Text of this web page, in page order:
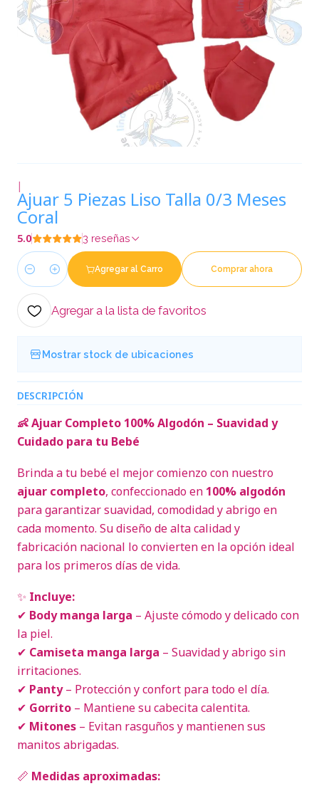
|
Ajuar 5 Piezas Liso Talla 0/3 Meses
Coral
5.0 3 reseñas
Cantidad
Agregar al Carro Comprar ahora
Agregar a la lista de favoritos
Mostrar stock de ubicaciones
DESCRIPCIÓN
👶 Ajuar Completo 100% Algodón – Suavidad y
Cuidado para tu Bebé
Brinda a tu bebé el mejor comienzo con nuestro
ajuar completo, confeccionado en 100% algodón
para garantizar suavidad, comodidad y abrigo en
cada momento. Su diseño de alta calidad y
fabricación nacional lo convierten en la opción ideal
para los primeros días de vida.
✨ Incluye:
✔ Body manga larga – Ajuste cómodo y delicado con
la piel.
✔ Camiseta manga larga – Suavidad y abrigo sin
irritaciones.
✔ Panty– Protección y confort para todo el día.
✔ Gorrito – Mantiene su cabecita calentita.
✔ Mitones – Evitan rasguños y mantienen sus
manitos abrigadas.
📏 Medidas aproximadas: